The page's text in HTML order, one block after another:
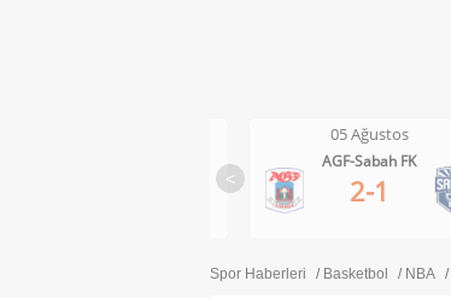
<
05 Ağustos
AGF-Sabah FK
2-1
Spor Haberleri Basketbol NBA